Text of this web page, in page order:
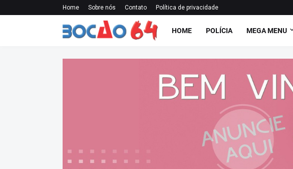
Home Sobre nós Contato Política de privacidade
HOME POLÍCIA MEGA MENU